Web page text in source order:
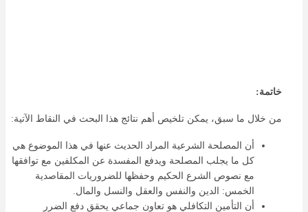
خاتمة:
من خلال ما سبق، يمكن تلخيص أهم نتائج هذا البحث في النقاط الآتية:
أن المصلحة الشرعية المراد الحديث عنها في هذا الموضوع هي
كل ما يجلب المصلحة ويدفع المفسدة عن المكلفين مع توافقها
مع نصوص الشرع الحكيم وحفظها للضروريات المقاصدية
الخمس: الدين والنفس والعقل والنسل والمال.
أن التأمين التكافلي هو تعاون جماعي يحقق دفع الضرر